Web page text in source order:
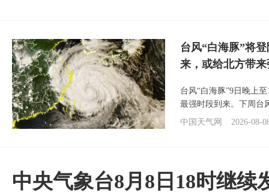
台风“白海豚”将
来，或给北方带
台风“白海豚”9日晚上
最强时段到来。下周台
中国天气网
2026-08-
中央气象台8月8日18时继续